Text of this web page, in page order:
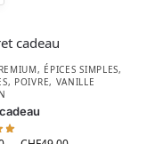
, ÉPICES SIMPLES,
, POIVRE, VANILLE